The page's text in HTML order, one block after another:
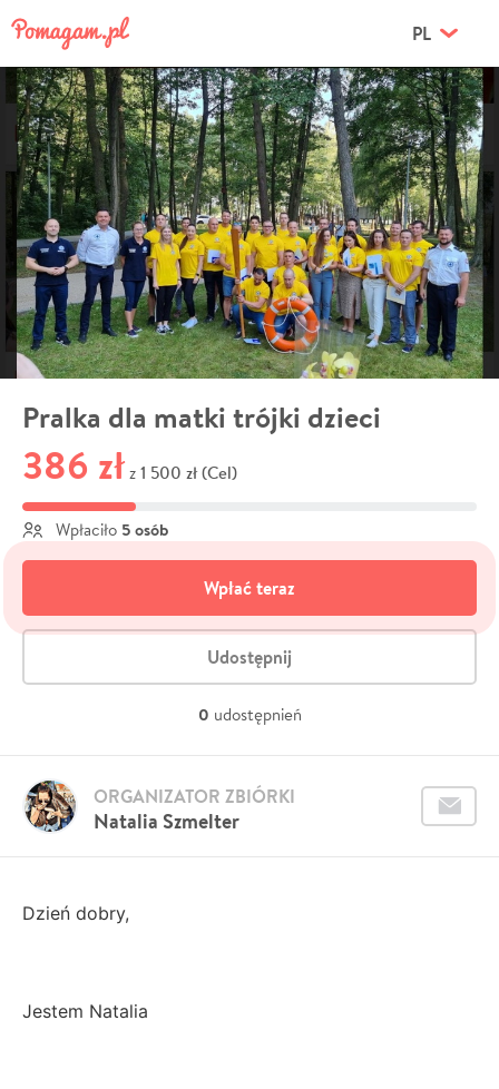
PL
Pralka dla matki trójki dzieci
386 zł z 1 500 zł (Cel)
Wpłaciło 5 osób
Wpłać teraz
Udostępnij
0 udostępnień
Natalia Szmelter
ORGANIZATOR ZBIÓRKI
Dzień dobry,
Jestem Natalia